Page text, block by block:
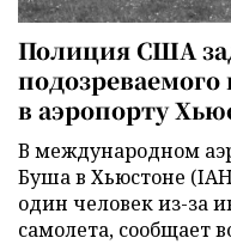
Полиция США
подозреваемого
в аэропорту
В международном
Буша в Хьюстоне
один человек из-за
самолета, сообщает